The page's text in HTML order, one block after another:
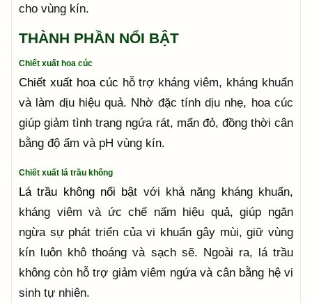
cho vùng kín.
THÀNH PHẦN NỔI BẬT
Chiết xuất hoa cúc
Chiết xuất hoa cúc hỗ trợ kháng viêm, kháng khuẩn
và làm dịu hiệu quả. Nhờ đặc tính dịu nhẹ, hoa cúc
giúp giảm tình trạng ngứa rát, mẩn đỏ, đồng thời cân
bằng độ ẩm và pH vùng kín.
Chiết xuất lá trầu không
Lá trầu không nổi bật với khả năng kháng khuẩn,
kháng viêm và ức chế nấm hiệu quả, giúp ngăn
ngừa sự phát triển của vi khuẩn gây mùi, giữ vùng
kín luôn khô thoáng và sạch sẽ. Ngoài ra, lá trầu
không còn hỗ trợ giảm viêm ngứa và cân bằng hệ vi
sinh tự nhiên.